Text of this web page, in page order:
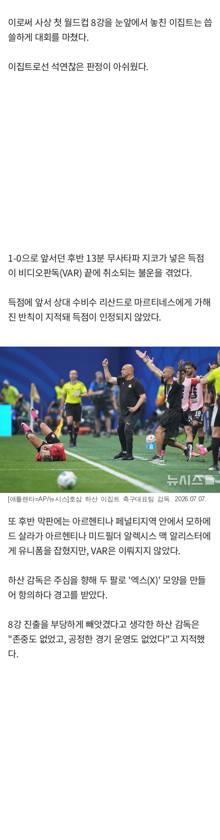
이로써 사상 첫 월드컵 8강을 눈앞에서 놓친 이집트는 씁
쓸하게 대회를 마쳤다.
이집트로선 석연찮은 판정이 아쉬웠다.
1-0으로 앞서던 후반 13분 무사타파 지코가 넣은 득점
이 비디오판독(VAR) 끝에 취소되는 불운을 겪었다.
득점에 앞서 상대 수비수 리산드로 마르티네스에게 가해
진 반칙이 지적돼 득점이 인정되지 않았다.
[애틀랜타=AP/뉴시스]호삼 하산 이집트 축구대표팀 감독. 2026.07.07.
또 후반 막판에는 아르헨티나 페널티지역 안에서 모하메
드 살라가 아르헨티나 미드필더 알렉시스 맥 알리스터에
게 유니폼을 잡혔지만, VAR은 이뤄지지 않았다.
하산 감독은 주심을 향해 두 팔로 '엑스(X)' 모양을 만들
어 항의하다 경고를 받았다.
8강 진출을 부당하게 빼앗겼다고 생각한 하산 감독은
"존중도 없었고, 공정한 경기 운영도 없었다"고 지적했
다.